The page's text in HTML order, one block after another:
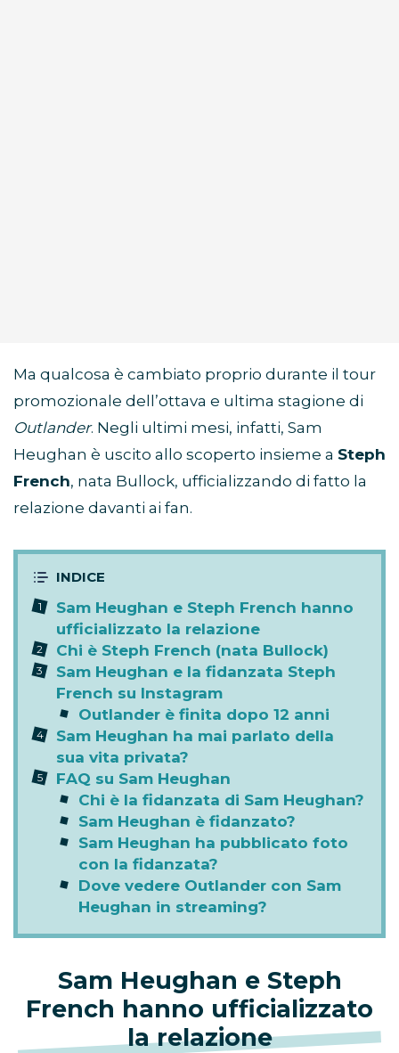
Ma qualcosa è cambiato proprio durante il tour
promozionale dell’ottava e ultima stagione di
Outlander. Negli ultimi mesi, infatti, Sam
Heughan è uscito allo scoperto insieme a Steph
French, nata Bullock, ufficializzando di fatto la
relazione davanti ai fan.
Sam Heughan e Steph French hanno
ufficializzato la relazione
Chi è Steph French (nata Bullock)
Sam Heughan e la fidanzata Steph
French su Instagram
Outlander è finita dopo 12 anni
Sam Heughan ha mai parlato della
sua vita privata?
FAQ su Sam Heughan
Chi è la fidanzata di Sam Heughan?
Sam Heughan è fidanzato?
Sam Heughan ha pubblicato foto
con la fidanzata?
Dove vedere Outlander con Sam
Heughan in streaming?
Sam Heughan e Steph
French hanno ufficializzato
la relazione